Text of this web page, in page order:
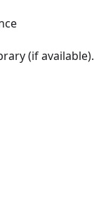
(if available).